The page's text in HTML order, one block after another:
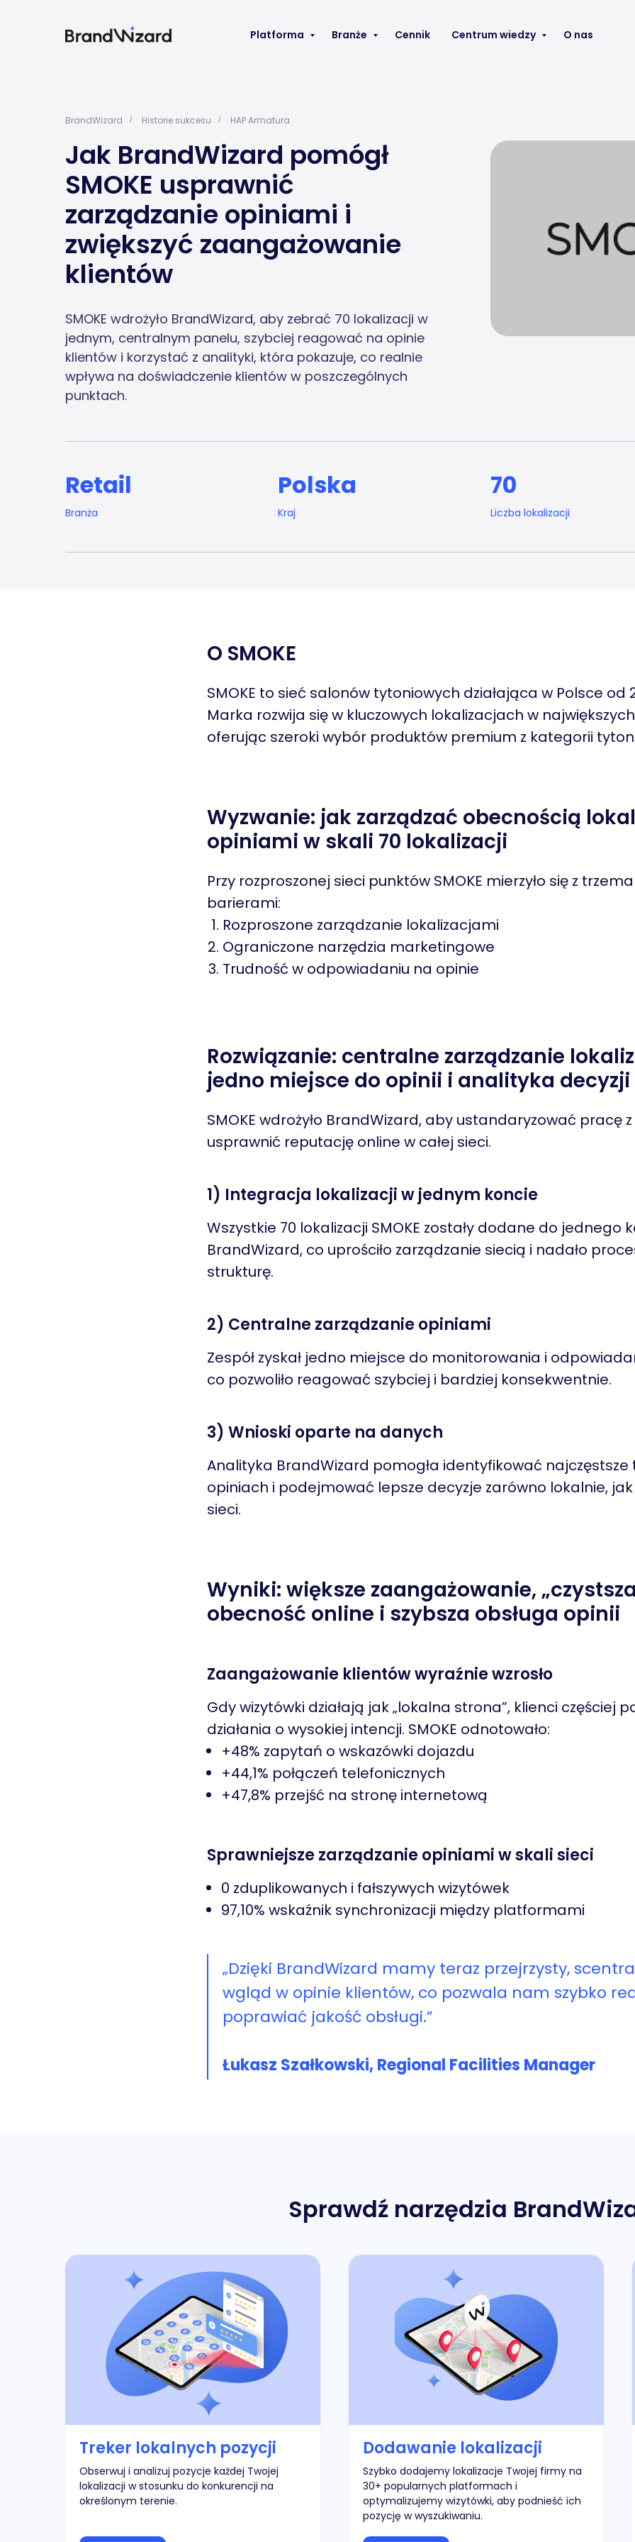
Platforma Branże Cennik Centrum wiedzy O nas
BrandWizard / Historie sukcesu / HAP Armatura
Jak BrandWizard pomógł
SMOKE usprawnić
zarządzanie opiniami i
zwiększyć zaangażowanie
klientów
SMOKE wdrożyło BrandWizard, aby zebrać 70 lokalizacji w
jednym, centralnym panelu, szybciej reagować na opinie
klientów i korzystać z analityki, która pokazuje, co realnie
wpływa na doświadczenie klientów w poszczególnych
punktach.
Retail
Branża
Polska
Kraj
70
Liczba lokalizacji
O SMOKE
SMOKE to sieć salonów tytoniowych działająca w Polsce od
Marka rozwija się w kluczowych lokalizacjach w
oferując szeroki wybór produktów premium z kategorii
Wyzwanie: jak zarządzać obecnością
opiniami w skali 70 lokalizacji
Przy rozproszonej sieci punktów SMOKE mierzyło się z
barierami:
Rozproszone zarządzanie lokalizacjami
Ograniczone narzędzia marketingowe
Trudność w odpowiadaniu na opinie
Rozwiązanie: centralne zarządzanie
jedno miejsce do opinii i analityka decyzji
SMOKE wdrożyło BrandWizard, aby ustandaryzować pracę
usprawnić reputację online w całej sieci.
1) Integracja lokalizacji w jednym koncie
Wszystkie 70 lokalizacji SMOKE zostały dodane do jednego
BrandWizard, co uprościło zarządzanie siecią i nadało
strukturę.
2) Centralne zarządzanie opiniami
Zespół zyskał jedno miejsce do monitorowania i
co pozwoliło reagować szybciej i bardziej konsekwentnie.
3) Wnioski oparte na danych
Analityka BrandWizard pomogła identyfikować
opiniach i podejmować lepsze decyzje zarówno lokalnie, jak
sieci.
Wyniki: większe zaangażowanie,
obecność online i szybsza obsługa opinii
Zaangażowanie klientów wyraźnie wzrosło
Gdy wizytówki działają jak „lokalna strona”, klienci częściej
działania o wysokiej intencji. SMOKE odnotowało:
+48% zapytań o wskazówki dojazdu
+44,1% połączeń telefonicznych
+47,8% przejść na stronę internetową
Sprawniejsze zarządzanie opiniami w skali sieci
0 zduplikowanych i fałszywych wizytówek
97,10% wskaźnik synchronizacji między platformami
„Dzięki BrandWizard mamy teraz przejrzysty,
wgląd w opinie klientów, co pozwala nam szybko
poprawiać jakość obsługi.”
Łukasz Szałkowski, Regional Facilities Manager
Sprawdź narzędzia
Treker lokalnych pozycji
Obserwuj i analizuj pozycje każdej Twojej
lokalizacji w stosunku do konkurencji na
określonym terenie.
Dodawanie lokalizacji
Szybko dodajemy lokalizacje Twojej firmy na
30+ popularnych platformach i
optymalizujemy wizytówki, aby podnieść ich
pozycję w wyszukiwaniu.